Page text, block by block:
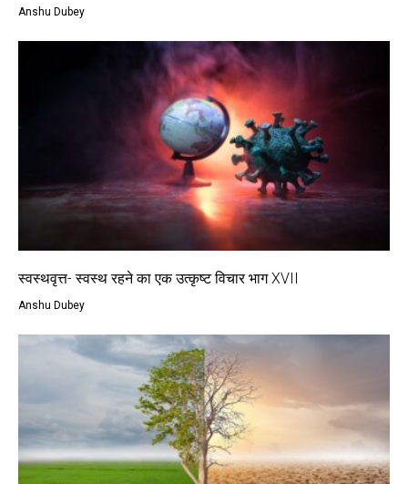
Anshu Dubey
स्वस्थवृत्त- स्वस्थ रहने का एक उत्कृष्ट विचार भाग XVII
Anshu Dubey